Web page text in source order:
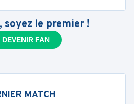
soyez le premier !
DEVENIR FAN
MATCH